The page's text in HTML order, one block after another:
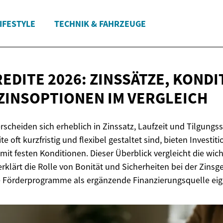
TECHNIK & FAHRZEUGE
2026: ZINSSÄTZE,
IM VERGLEICH
sich erheblich in Zinssatz, Laufzeit und
oft kurzfristig und flexibel gestaltet sind, bieten
festen Konditionen. Dieser Überblick vergleicht die
die Rolle von Bonität und Sicherheiten bei der
als ergänzende Finanzierungsquelle